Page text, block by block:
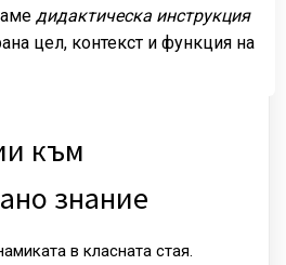
дидактическа инструкция
цел, контекст и функция на
към
знание
в класната стая.